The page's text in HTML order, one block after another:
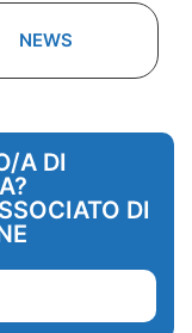
NEWS
A DI
DI